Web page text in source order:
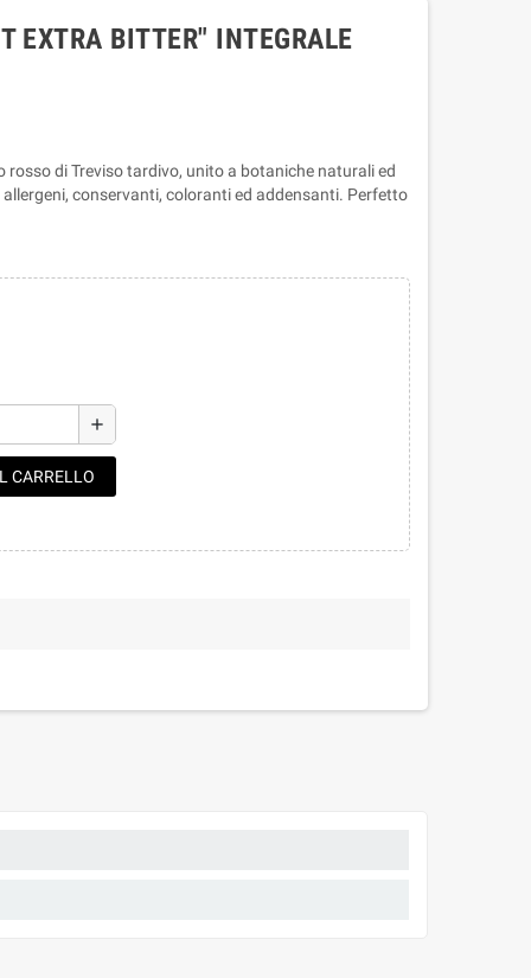
EXTRA BITTER" INTEGRALE
di Treviso tardivo, unito a botaniche naturali ed
conservanti, coloranti ed addensanti. Perfetto
add
CARRELLO